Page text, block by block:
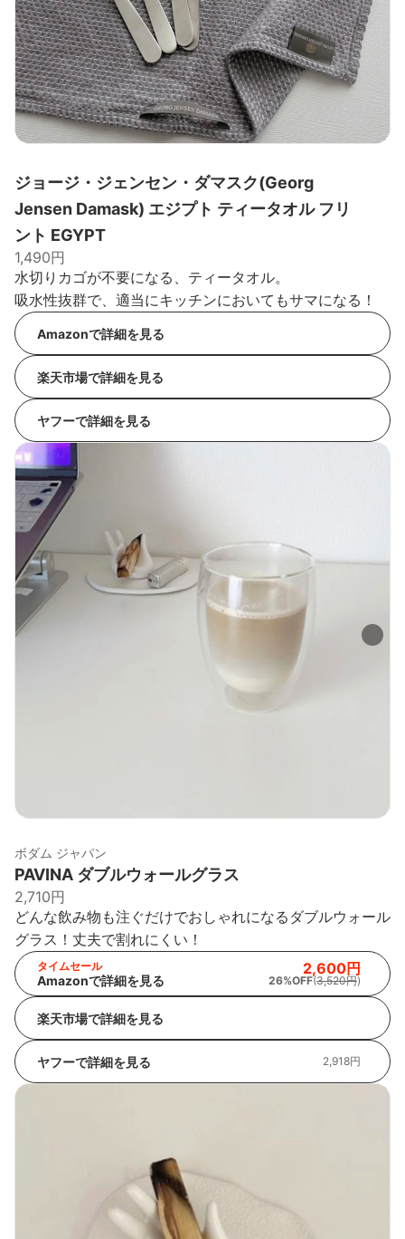
ジョージ・ジェンセン・ダマスク(Georg
Jensen Damask) エジプト ティータオル フリ
ント EGYPT
1,490円
水切りカゴが不要になる、ティータオル。
吸水性抜群で、適当にキッチンにおいてもサマになる！
Amazonで詳細を見る
楽天市場で詳細を見る
ヤフーで詳細を見る
ボダム ジャパン
PAVINA ダブルウォールグラス
2,710円
どんな飲み物も注ぐだけでおしゃれになるダブルウォール
グラス！丈夫で割れにくい！
タイムセール
Amazonで詳細を見る
2,600円
26%OFF(3,520円)
楽天市場で詳細を見る
ヤフーで詳細を見る 2,918円